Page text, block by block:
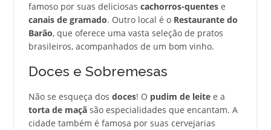
famoso por suas deliciosas cachorros-quentese
canais de gramado. Outro local é o Restaurante do
Barão, que oferece uma vasta seleção de pratos
brasileiros, acompanhados de um bom vinho.
Doces e Sobremesas
Não se esqueça dos doces! O pudim de leitee a
torta de maçãsão especialidades que encantam. A
cidade também é famosa por suas cervejarias